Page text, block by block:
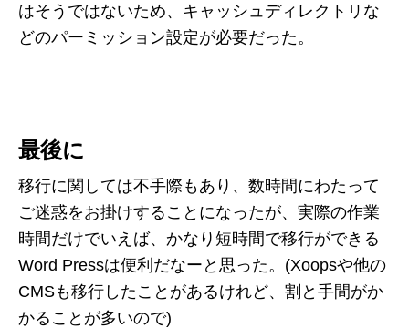
はそうではないため、キャッシュディレクトリな
どのパーミッション設定が必要だった。
最後に
移行に関しては不手際もあり、数時間にわたって
ご迷惑をお掛けすることになったが、実際の作業
時間だけでいえば、かなり短時間で移行ができる
Word Pressは便利だなーと思った。(Xoopsや他の
CMSも移行したことがあるけれど、割と手間がか
かることが多いので)